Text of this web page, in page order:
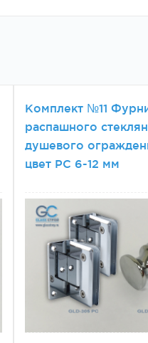
Комплект №11
распашного
душевого
цвет PC 6-12 мм